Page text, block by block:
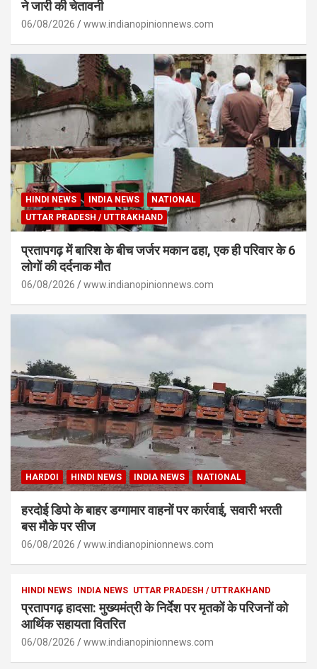
ने जारी की चेतावनी
06/08/2026 www.indianopinionnews.com
HINDI NEWS INDIA NEWS
NATIONAL
UTTAR PRADESH / UTTRAKHAND
प्रतापगढ़ में बारिश के बीच जर्जर मकान ढहा, एक ही परिवार के 6
लोगों की दर्दनाक मौत
06/08/2026 www.indianopinionnews.com
HARDOI HINDI NEWS INDIA NEWS NATIONAL
हरदोई डिपो के बाहर डग्गामार वाहनों पर कार्रवाई, सवारी भरती
बस मौके पर सीज
06/08/2026 www.indianopinionnews.com
HINDI NEWS INDIA NEWS UTTAR PRADESH / UTTRAKHAND
प्रतापगढ़ हादसा: मुख्यमंत्री के निर्देश पर मृतकों के परिजनों को
आर्थिक सहायता वितरित
06/08/2026 www.indianopinionnews.com